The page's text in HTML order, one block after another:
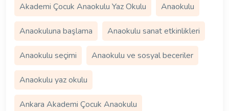
Akademi Çocuk Anaokulu Yaz Okulu Anaokulu
Anaokuluna başlama Anaokulu sanat etkinlikleri
Anaokulu seçimi Anaokulu ve sosyal beceriler
Anaokulu yaz okulu
Ankara Akademi Çocuk Anaokulu